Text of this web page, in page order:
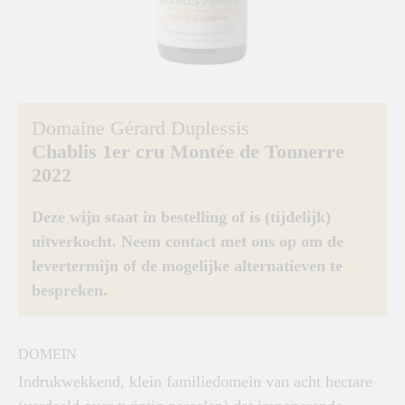
Domaine Gérard Duplessis
Chablis 1er cru Montée de Tonnerre
2022
Deze wijn staat in bestelling of is (tijdelijk)
uitverkocht. Neem contact met ons op om de
levertermijn of de mogelijke alternatieven te
bespreken.
DOMEIN
Indrukwekkend, klein familiedomein van acht hectare